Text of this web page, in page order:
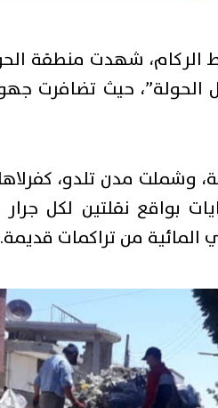
شهدت منطقة
حيث تضافرت
وشملت مدن تلدو،
بواقع نقلتين لكل جرار
من تراكمات قديمة.